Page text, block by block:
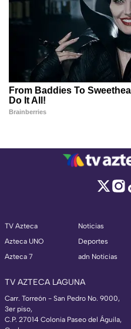
TV Azteca
Azteca UNO
Azteca 7
Noticias
Deportes
adn Noticias
TV AZTECA LAGUNA
Carr. Torreón - San Pedro No. 9000,
3er piso,
C.P. 27014 Colonia Paseo del Águila,